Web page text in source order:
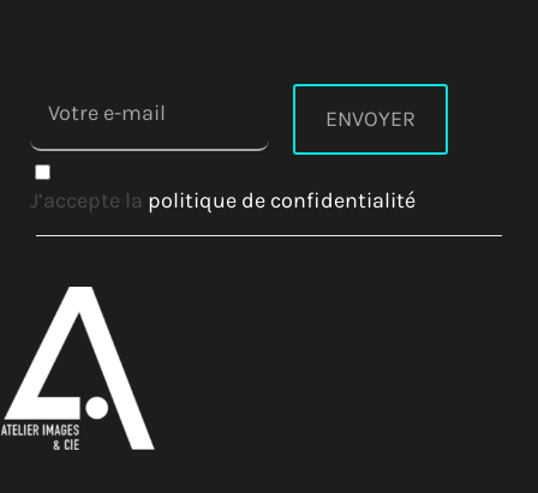
J’accepte la politique de confidentialité